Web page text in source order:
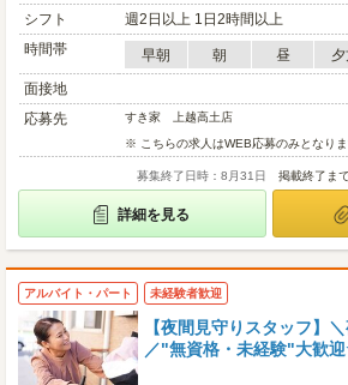
シフト
週2日以上 1日2時間以上
時間帯
早朝 朝 昼
面接地
応募先
すき家 上越高土店
※ こちらの求人はWEB応募のみとなり
募集終了日時：8月31日 掲載終了ま
詳細を見る
アルバイト・パート 未経験者歓迎
【夜間見守りスタッフ】
／"無資格・未経験"大歓